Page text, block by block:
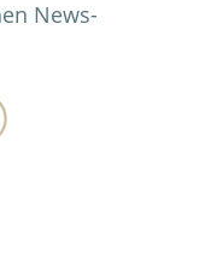
News-